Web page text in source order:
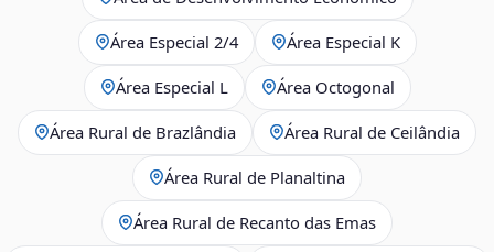
Área Especial 2/4 Área Especial K
Área Especial L Área Octogonal
Área Rural de Brazlândia Área Rural de Ceilândia
Área Rural de Planaltina
Área Rural de Recanto das Emas